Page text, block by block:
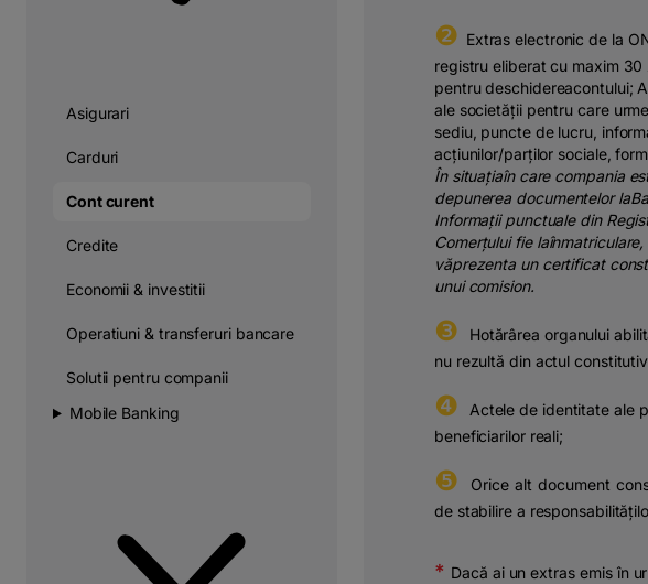
Asigurari
Carduri
Cont curent
Credite
Economii & investitii
Operatiuni & transferuri bancare
Solutii pentru companii
Mobile Banking
❷ Extras electronic de la
registru eliberat cu maxim 30
pentrudeschidereacontului;
ale societățiipentru care
sediu, puncte de lucru,
acțiunilor/parților sociale,
În situațiaîncare compania
depunerea documentelorla
Informațiipunctuale din
Comerțuluifie laînmatriculare,
văprezenta un certificat
unui comision.
❸ ⠀Hotărârea organului
nu rezultă din actul
❹ ⠀Actele de identitate ale
beneficiarilor reali;
❺
⠀Orice alt document
de stabilire a
* Dacă ai un extras emis în